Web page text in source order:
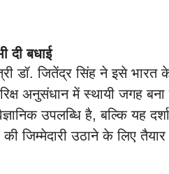
दी बधाई
डॉ. जितेंद्र सिंह ने इसे
अनुसंधान में स्थायी जगह
उपलब्धि है, बल्कि यह
जिम्मेदारी उठाने के लिए